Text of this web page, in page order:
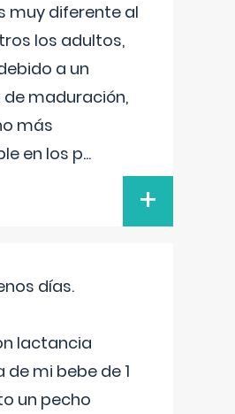
muy diferente al
los adultos,
a un
maduración,
más
en los p...
+
días.
lactancia
mi bebe de 1
un pecho